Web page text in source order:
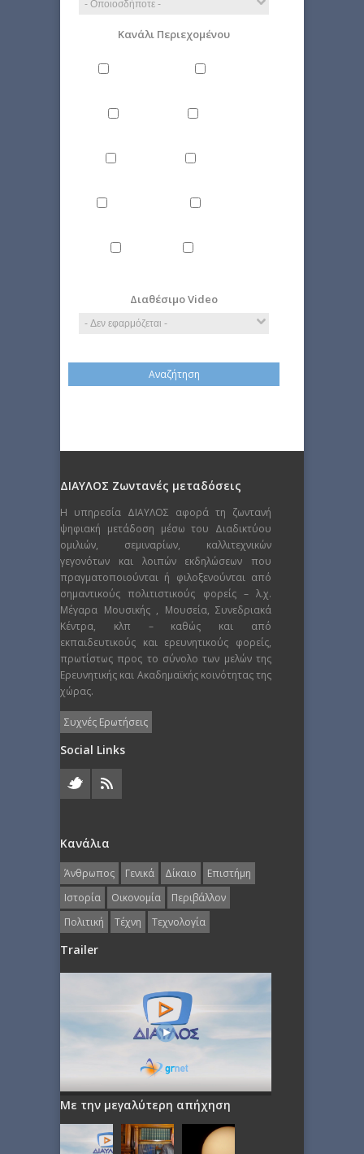
Κανάλι Περιεχομένου
Διαθέσιμο Video
ΔΙΑΥΛΟΣ Ζωντανές μεταδόσεις
Η υπηρεσία ΔΙΑΥΛΟΣ αφορά τη ζωντανή
ψηφιακή μετάδοση μέσω του Διαδικτύου
ομιλιών, σεμιναρίων, καλλιτεχνικών
γεγονότων και λοιπών εκδηλώσεων που
πραγματοποιούνται ή φιλοξενούνται από
σημαντικούς πολιτιστικούς φορείς – λ.χ.
Μέγαρα Μουσικής , Μουσεία, Συνεδριακά
Κέντρα, κλπ – καθώς και από
εκπαιδευτικούς και ερευνητικούς φορείς,
πρωτίστως προς το σύνολο των μελών της
Ερευνητικής και Ακαδημαϊκής κοινότητας της
χώρας.
Συχνές Ερωτήσεις
Social Links
Κανάλια
Άνθρωπος Γενικά Δίκαιο
Επιστήμη
Ιστορία
Οικονομία
Περιβάλλον
Πολιτική
Τέχνη Τεχνολογία
Trailer
Με την μεγαλύτερη απήχηση